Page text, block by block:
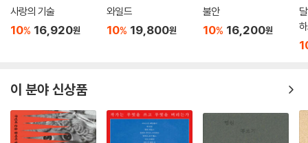
사랑의 기술
10% 16,920원
와일드
10% 19,800원
불안
10% 16,200원
이 분야 신상품